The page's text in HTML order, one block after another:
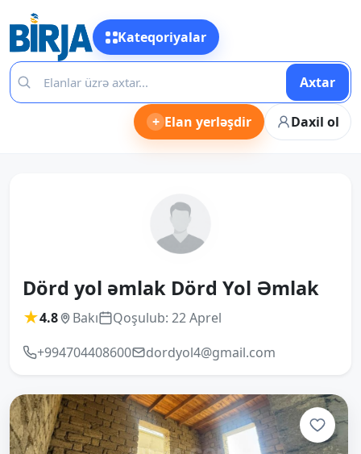
Kateqoriyalar
Axtar
+ Elan yerləşdir Daxil ol
Dörd yol əmlak Dörd Yol Əmlak
★4.8 Bakı
Qoşulub: 22 Aprel
+994704408600
dordyol4@gmail.com